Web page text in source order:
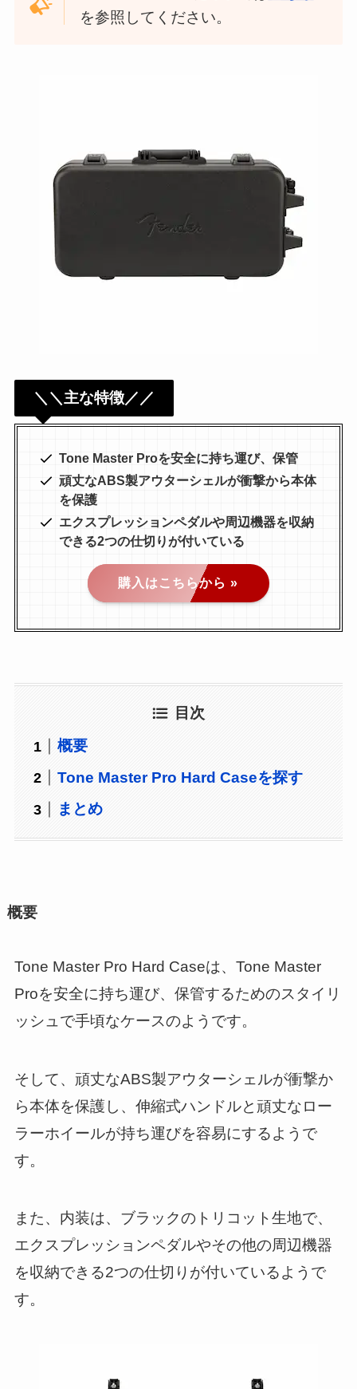
を参照してください。
＼＼主な特徴／／
Tone Master Proを安全に持ち運び、保管
頑丈なABS製アウターシェルが衝撃から本体
を保護
エクスプレッションペダルや周辺機器を収納
できる2つの仕切りが付いている
購入はこちらから »
目次
概要
Tone Master Pro Hard Caseを探す
まとめ
概要
Tone Master Pro Hard Caseは、Tone Master
Proを安全に持ち運び、保管するためのスタイリ
ッシュで手頃なケースのようです。
そして、頑丈なABS製アウターシェルが衝撃か
ら本体を保護し、伸縮式ハンドルと頑丈なロー
ラーホイールが持ち運びを容易にするようで
す。
また、内装は、ブラックのトリコット生地で、
エクスプレッションペダルやその他の周辺機器
を収納できる2つの仕切りが付いているようで
す。